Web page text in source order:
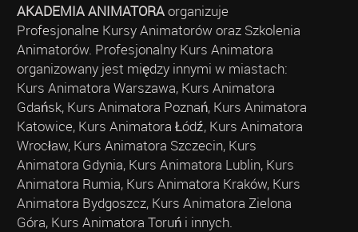
AKADEMIA ANIMATORAorganizuje
Profesjonalne Kursy Animatorów oraz Szkolenia
Animatorów. Profesjonalny Kurs Animatora
organizowany jest między innymi w miastach:
Kurs Animatora Warszawa, Kurs Animatora
Gdańsk, Kurs Animatora Poznań, Kurs Animatora
Katowice, Kurs Animatora Łódź, Kurs Animatora
Wrocław, Kurs Animatora Szczecin, Kurs
Animatora Gdynia, Kurs Animatora Lublin, Kurs
Animatora Rumia, Kurs Animatora Kraków, Kurs
Animatora Bydgoszcz, Kurs Animatora Zielona
Góra, Kurs Animatora Toruń i innych.